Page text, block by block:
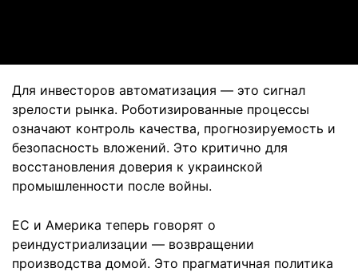
Для инвесторов автоматизация — это сигнал
зрелости рынка. Роботизированные процессы
означают контроль качества, прогнозируемость и
безопасность вложений. Это критично для
восстановления доверия к украинской
промышленности после войны.
ЕС и Америка теперь говорят о
реиндустриализации — возвращении
производства домой. Это прагматичная политика